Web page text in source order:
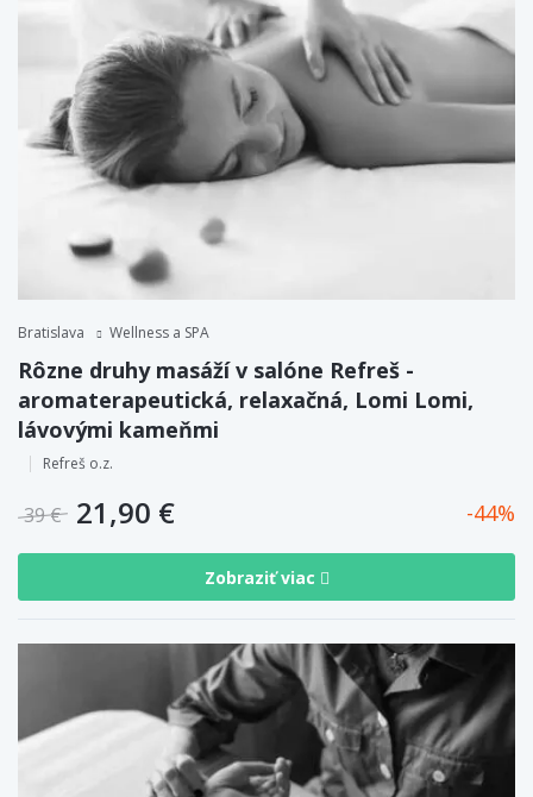
Bratislava Wellness a SPA
Rôzne druhy masáží v salóne Refreš -
aromaterapeutická, relaxačná, Lomi Lomi,
lávovými kameňmi
Refreš o.z.
39 € 21,90 € 44
Zobraziť viac